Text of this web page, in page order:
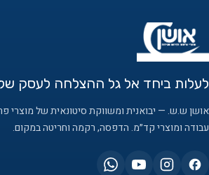
לעלות ביחד אל גל ההצלחה לעסק
אושן ש.ש. — יבואנית ומשווקת סיטונאית של מוצרי
עבודה ומוצרי קד״מ. הדפסה, רקמה וחריטה במקום.